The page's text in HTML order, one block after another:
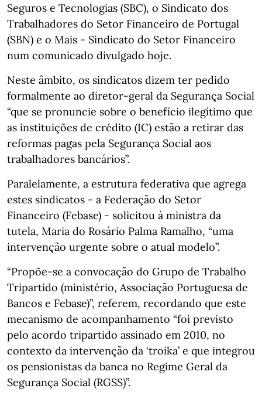
Seguros e Tecnologias (SBC), o Sindicato dos
Trabalhadores do Setor Financeiro de Portugal
(SBN) e o Mais - Sindicato do Setor Financeiro
num comunicado divulgado hoje.
Neste âmbito, os sindicatos dizem ter pedido
formalmente ao diretor-geral da Segurança Social
“que se pronuncie sobre o benefício ilegítimo que
as instituições de crédito (IC) estão a retirar das
reformas pagas pela Segurança Social aos
trabalhadores bancários”.
Paralelamente, a estrutura federativa que agrega
estes sindicatos - a Federação do Setor
Financeiro (Febase) - solicitou à ministra da
tutela, Maria do Rosário Palma Ramalho, “uma
intervenção urgente sobre o atual modelo”.
“Propõe-se a convocação do Grupo de Trabalho
Tripartido (ministério, Associação Portuguesa de
Bancos e Febase)”, referem, recordando que este
mecanismo de acompanhamento “foi previsto
pelo acordo tripartido assinado em 2010, no
contexto da intervenção da ‘troika’ e que integrou
os pensionistas da banca no Regime Geral da
Segurança Social (RGSS)”.